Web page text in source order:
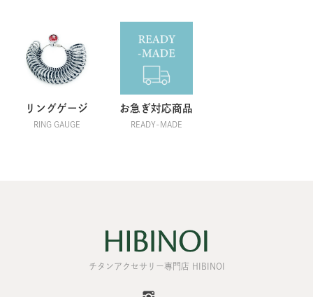
リングゲージ
RING GAUGE
お急ぎ対応商品
READY-MADE
チタンアクセサリー専門店 HIBINOI